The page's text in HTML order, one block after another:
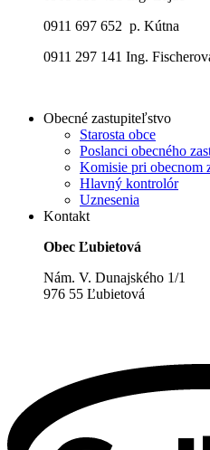
0911 697 652 p. Kútna
0911 297 141 Ing.
Obecné zastupiteľstvo
Starosta obce
Poslanci obecného
Komisie pri obecnom
Hlavný kontrolór
Uznesenia
Kontakt
Obec Ľubietová
Nám. V. Dunajského 1/1
976 55 Ľubietová